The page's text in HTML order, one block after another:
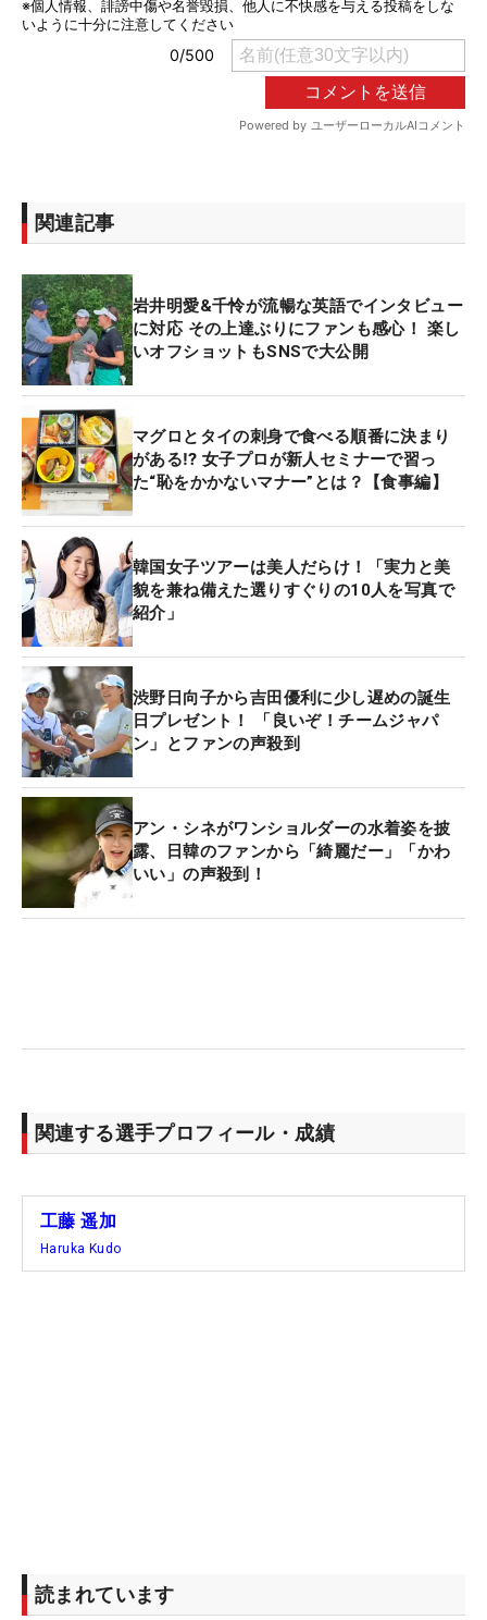
関連記事
岩井明愛&千怜が流暢な英語でインタビュー
に対応 その上達ぶりにファンも感心！ 楽し
いオフショットもSNSで大公開
マグロとタイの刺身で食べる順番に決まり
がある⁉ 女子プロが新人セミナーで習っ
た“恥をかかないマナー”とは？【食事編】
韓国女子ツアーは美人だらけ！「実力と美
貌を兼ね備えた選りすぐりの10人を写真で
紹介」
渋野日向子から吉田優利に少し遅めの誕生
日プレゼント！ 「良いぞ！チームジャパ
ン」とファンの声殺到
アン・シネがワンショルダーの水着姿を披
露、日韓のファンから「綺麗だー」「かわ
いい」の声殺到！
関連する選手プロフィール・成績
工藤 遥加
Haruka Kudo
読まれています